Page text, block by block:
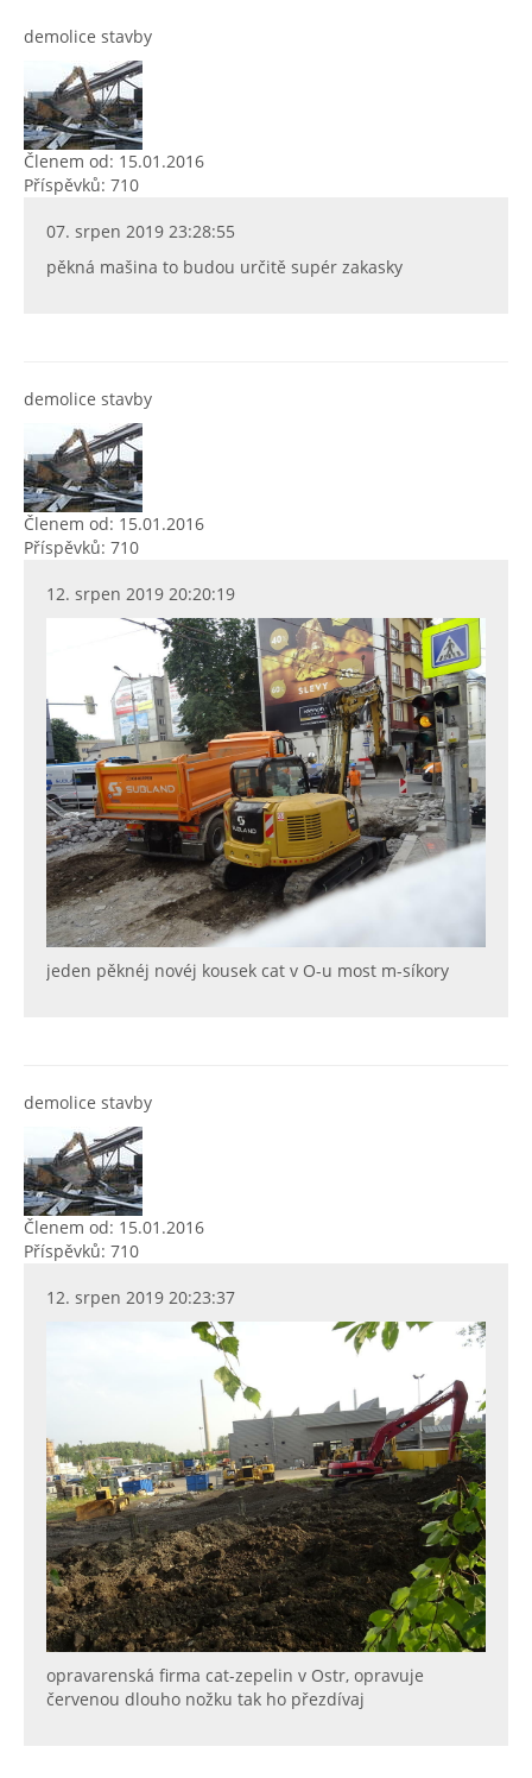
demolice stavby
Členem od: 15.01.2016
Příspěvků: 710
07. srpen 2019 23:28:55
pěkná mašina to budou určitě supér zakasky
demolice stavby
Členem od: 15.01.2016
Příspěvků: 710
12. srpen 2019 20:20:19
jeden pěknéj novéj kousek cat v O-u most m-síkory
demolice stavby
Členem od: 15.01.2016
Příspěvků: 710
12. srpen 2019 20:23:37
opravarenská firma cat-zepelin v Ostr, opravuje
červenou dlouho nožku tak ho přezdívaj